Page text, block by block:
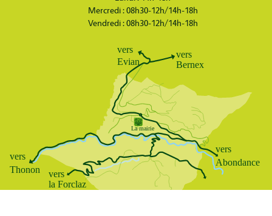
page
Données
personnelles
Mentions
légales
Plan
du